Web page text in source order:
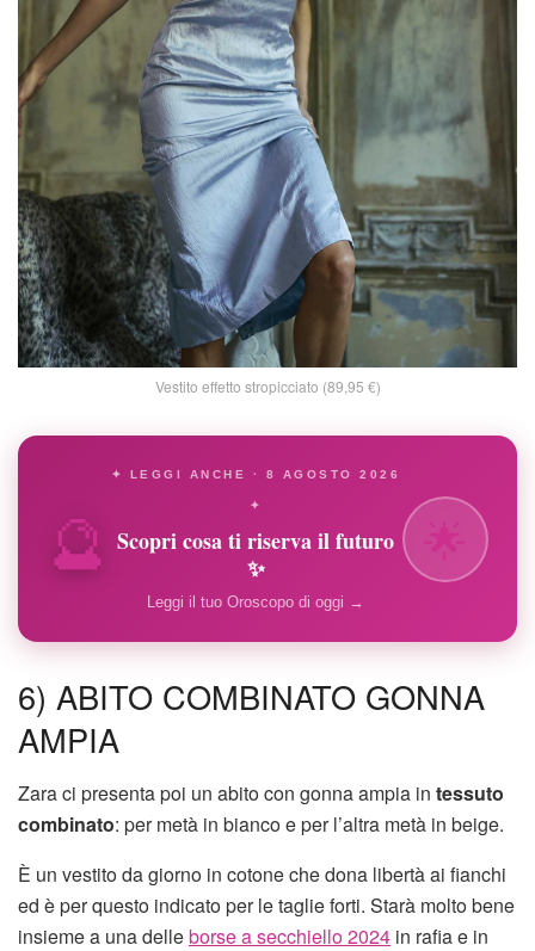
Vestito effetto stropicciato (89,95 €)
🔮
✦ LEGGI ANCHE · 8 AGOSTO 2026
✦
Scopri cosa ti riserva il futuro
✨
Leggi il tuo Oroscopo di oggi →
6) ABITO COMBINATO GONNA
AMPIA
Zara ci presenta poi un abito con gonna ampia in tessuto
combinato: per metà in bianco e per l’altra metà in beige.
È un vestito da giorno in cotone che dona libertà ai fianchi
ed è per questo indicato per le taglie forti. Starà molto bene
insieme a una delleborse a secchiello 2024 in rafia e in